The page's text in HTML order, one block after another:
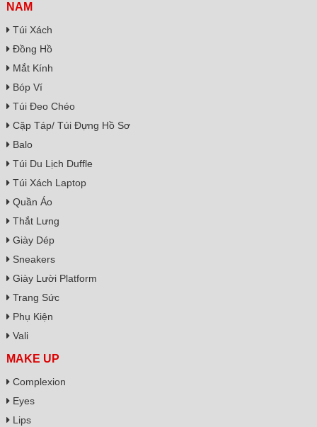
NAM
Túi Xách
Đồng Hồ
Mắt Kính
Bóp Ví
Túi Đeo Chéo
Cặp Táp/ Túi Đựng Hồ Sơ
Balo
Túi Du Lịch Duffle
Túi Xách Laptop
Quần Áo
Thắt Lưng
Giày Dép
Sneakers
Giày Lười Platform
Trang Sức
Phụ Kiện
Vali
MAKE UP
Complexion
Eyes
Lips